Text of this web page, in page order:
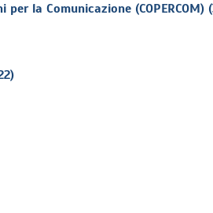
la Comunicazione (COPERCOM)